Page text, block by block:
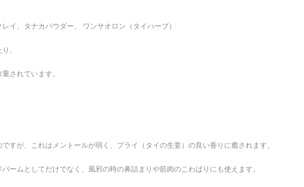
イ、タナカパウダー、 ワンサオロン（タイハーブ）
、
されています。
すが、これはメントールが弱く、プライ（タイの生姜）の良い香りに癒されます。
ームとしてだけでなく、風邪の時の鼻詰まりや筋肉のこわばりにも使えます。